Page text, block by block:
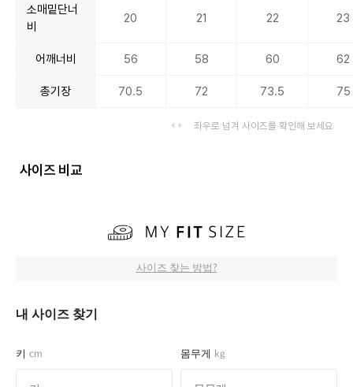
소매밑단너
비
20 21 22 23
어깨너비 56 58 60 62
총기장 70.5 72 73.5 75
좌우로 넘겨 사이즈를 확인해 보세요
사이즈 비교